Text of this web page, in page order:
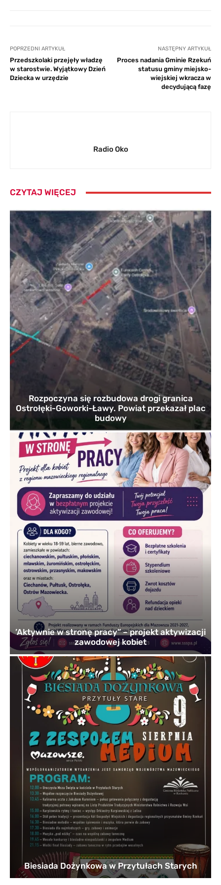
POPRZEDNI ARTYKUŁ
Przedszkolaki przejęły władzę
w starostwie. Wyjątkowy Dzień
Dziecka w urzędzie
NASTĘPNY ARTYKUŁ
Proces nadania Gminie Rzekuń
statusu gminy miejsko-
wiejskiej wkracza w
decydującą fazę
Radio Oko
CZYTAJ WIĘCEJ
Rozpoczyna się rozbudowa drogi granica
Ostrołęki-Goworki-Ławy. Powiat przekazał plac
budowy
’Aktywnie w stronę pracy” – projekt aktywizacji
zawodowej kobiet
Biesiada Dożynkowa w Przytułach Starych